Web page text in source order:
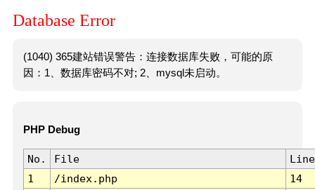
Database Error
(1040) 365建站错误警告：连接数据库失败，可能的原
因：1、数据库密码不对; 2、mysql未启动。
PHP Debug
No. File
Line
1
/index.php 14